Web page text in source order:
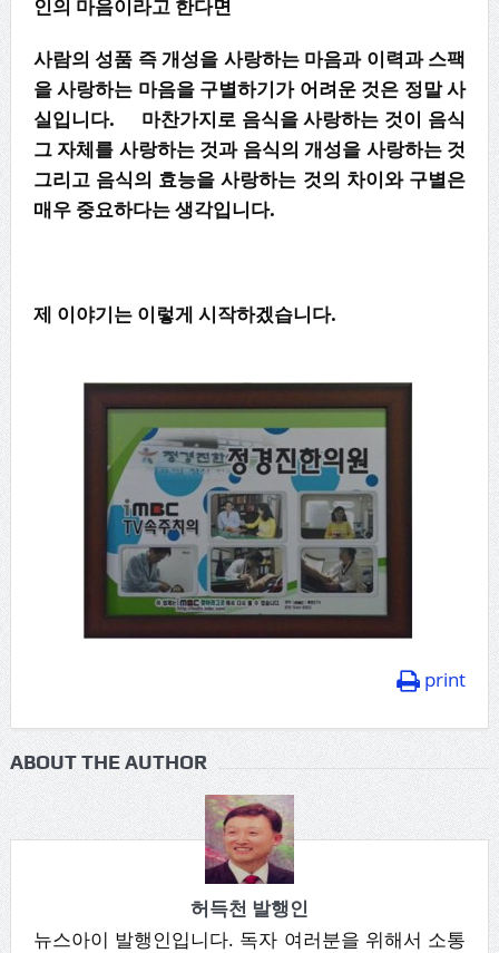
인의 마음이라고 한다면
사람의 성품 즉 개성을 사랑하는 마음과 이력과 스팩
을 사랑하는 마음을 구별하기가 어려운 것은 정말 사
실입니다. 마찬가지로 음식을 사랑하는 것이 음식
그 자체를 사랑하는 것과 음식의 개성을 사랑하는 것
그리고 음식의 효능을 사랑하는 것의 차이와 구별은
매우 중요하다는 생각입니다.
제 이야기는 이렇게 시작하겠습니다.
print
ABOUT THE AUTHOR
허득천 발행인
뉴스아이 발행인입니다. 독자 여러분을 위해서 소통